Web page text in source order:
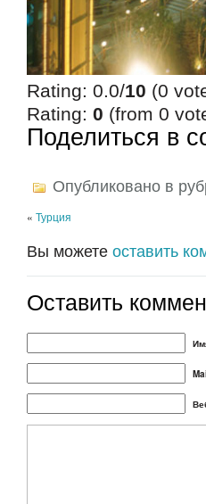
Rating: 0.0/10 (0
Rating: 0 (from 0
Поделиться в
Опубликовано в
« Турция
Вы можетеоставить
Оставить